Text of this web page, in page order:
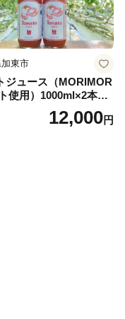
東市
ジュース（MORIMOR
使用）1000ml×2本
ュース 野菜 国産 健康
リコピン 安心 安全 ]
12,000円